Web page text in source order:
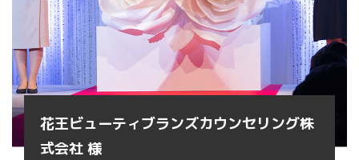
花王ビューティブランズカウンセリング株
式会社 様